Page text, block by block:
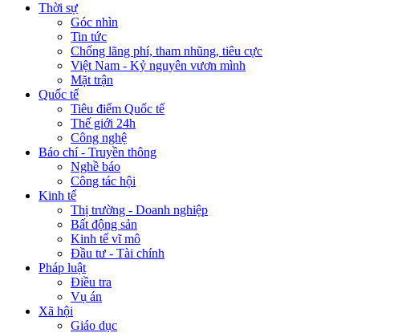
Thời sự
Góc nhìn
Tin tức
Chống lãng phí, tham nhũng, tiêu cực
Việt Nam - Kỷ nguyên vươn mình
Mặt trận
Quốc tế
Tiêu điểm Quốc tế
Thế giới 24h
Công nghệ
Báo chí - Truyền thông
Nghề báo
Công tác hội
Kinh tế
Thị trường - Doanh nghiệp
Bất động sản
Kinh tế vĩ mô
Đầu tư - Tài chính
Pháp luật
Điều tra
Vụ án
Xã hội
Giáo dục